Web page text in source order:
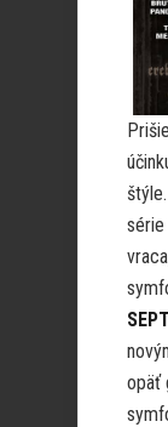
série
opäť